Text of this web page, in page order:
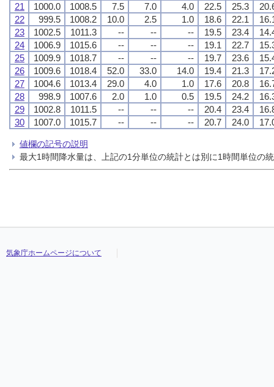
21
1000.0 1008.5 7.5 7.0 4.0 22.5 25.3
22
999.5 1008.2 10.0 2.5 1.0 18.6 22.1
23
1002.5 1011.3 -- -- -- 19.5 23.4
24
1006.9 1015.6 -- -- -- 19.1 22.7
25
1009.9 1018.7 -- -- -- 19.7 23.6
26
1009.6 1018.4 52.0 33.0 14.0 19.4 21.3
27
1004.6 1013.4 29.0 4.0 1.0 17.6 20.8
28
998.9 1007.6 2.0 1.0 0.5 19.5 24.2
29
1002.8 1011.5 -- -- -- 20.4 23.4
30
1007.0 1015.7 -- -- -- 20.7 24.0
値欄の記号の説明
最大1時間降水量は、上記の1分単位の統計とは別に1時間単位の
気象庁ホームページについて